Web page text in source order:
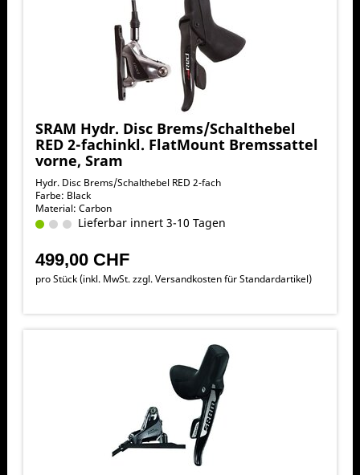
SRAM Hydr. Disc Brems/Schalthebel
RED 2-fachinkl. FlatMount Bremssattel
vorne, Sram
Hydr. Disc Brems/Schalthebel RED 2-fach
Farbe: Black
Material: Carbon
Lieferbar innert 3-10 Tagen
499,00 CHF
pro Stück (inkl. MwSt. zzgl.Versandkosten für Standardartikel)